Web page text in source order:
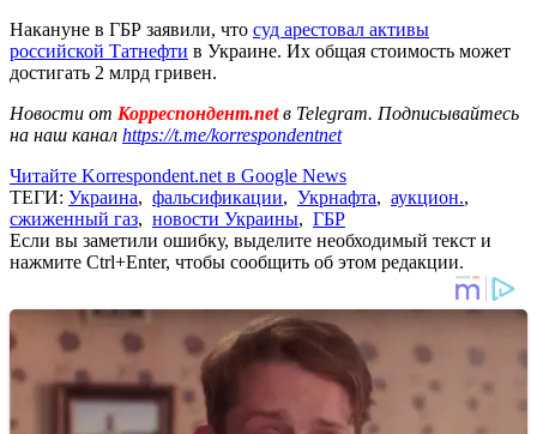
Накануне в ГБР заявили, что суд арестовал активы
российской Татнефти в Украине. Их общая стоимость может
достигать 2 млрд гривен.
Новости от Корреспондент.netв Telegram. Подписывайтесь
на наш канал https://t.me/korrespondentnet
Читайте Korrespondent.net в Google News
ТЕГИ: Украина, фальсификации, Укрнафта, аукцион.,
сжиженный газ, новости Украины, ГБР
Если вы заметили ошибку, выделите необходимый текст и
нажмите Ctrl+Enter, чтобы сообщить об этом редакции.